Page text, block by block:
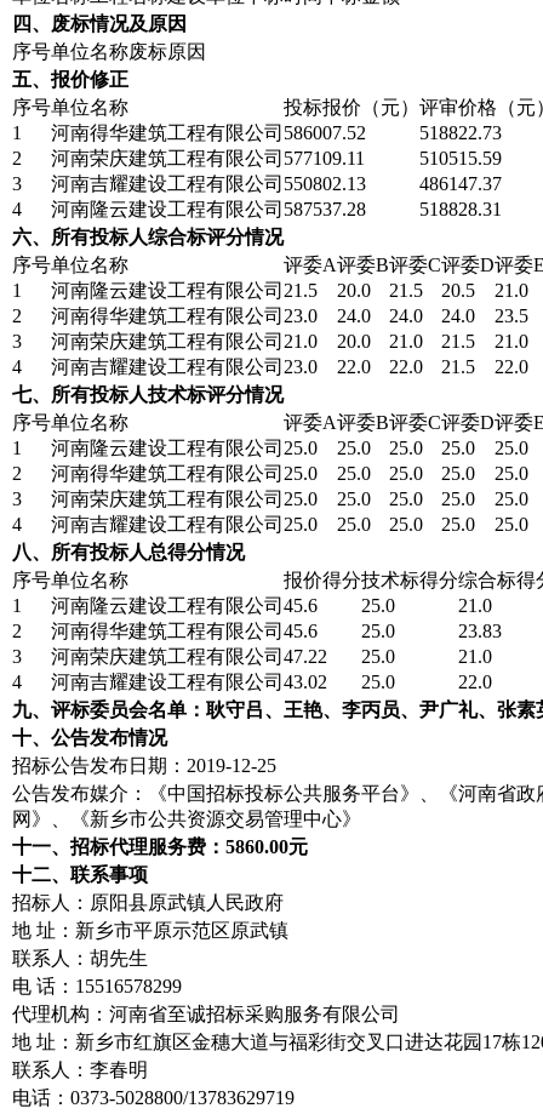
四、废标情况及原因
序号单位名称废标原因
五、报价修正
序号单位名称 投标报价（元） 评审价格（元
1
河南得华建筑工程有限公司 586007.52
518822.73
2
河南荣庆建筑工程有限公司 577109.11
510515.59
3
河南吉耀建设工程有限公司 550802.13
486147.37
4
河南隆云建设工程有限公司 587537.28
518828.31
六、所有投标人综合标评分情况
序号单位名称 评委A评委B评委C评委D评委
1
河南隆云建设工程有限公司 21.5 20.0 21.5 20.5
21.0
2
河南得华建筑工程有限公司 23.0 24.0 24.0 24.0
23.5
3
河南荣庆建筑工程有限公司 21.0 20.0 21.0 21.5
21.0
4
河南吉耀建设工程有限公司 23.0 22.0 22.0 21.5
22.0
七、所有投标人技术标评分情况
序号单位名称 评委A评委B评委C评委D评委
1
河南隆云建设工程有限公司 25.0 25.0 25.0 25.0
25.0
2
河南得华建筑工程有限公司 25.0 25.0 25.0 25.0
25.0
3
河南荣庆建筑工程有限公司 25.0 25.0 25.0 25.0
25.0
4
河南吉耀建设工程有限公司 25.0 25.0 25.0 25.0
25.0
八、所有投标人总得分情况
序号单位名称 报价得分技术标得分综合标得
1
河南隆云建设工程有限公司 45.6 25.0
21.0
2
河南得华建筑工程有限公司 45.6 25.0
23.83
3
河南荣庆建筑工程有限公司 47.22 25.0
21.0
4
河南吉耀建设工程有限公司 43.02 25.0
22.0
九、评标委员会名单：耿守吕、王艳、李丙员、尹广礼、张素
十、公告发布情况
招标公告发布日期：2019-12-25
公告发布媒介：《中国招标投标公共服务平台》、《河南省
网》、《新乡市公共资源交易管理中心》
十一、招标代理服务费：5860.00元
十二、联系事项
招标人：原阳县原武镇人民政府
地 址：新乡市平原示范区原武镇
联系人：胡先生
电 话：15516578299
代理机构：河南省至诚招标采购服务有限公司
地 址：新乡市红旗区金穗大道与福彩街交叉口进达花园17栋
联系人：李春明
电话：0373-5028800/13783629719